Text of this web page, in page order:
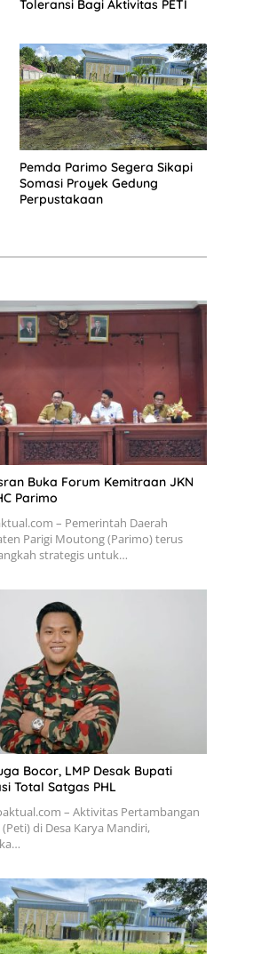
Toleransi Bagi Aktivitas PETI
Pemda Parimo Segera Sikapi
Somasi Proyek Gedung
Perpustakaan
Buka Forum Kemitraan JKN
Parimo
– Pemerintah Daerah
Parigi Moutong (Parimo) terus
strategis untuk…
Bocor, LMP Desak Bupati
Total Satgas PHL
– Aktivitas Pertambangan
di Desa Karya Mandiri,